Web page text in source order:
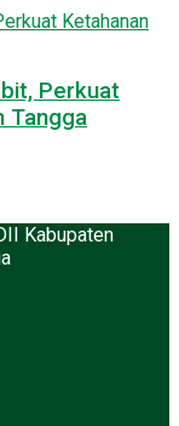
Perkuat
Tangga
Kabupaten